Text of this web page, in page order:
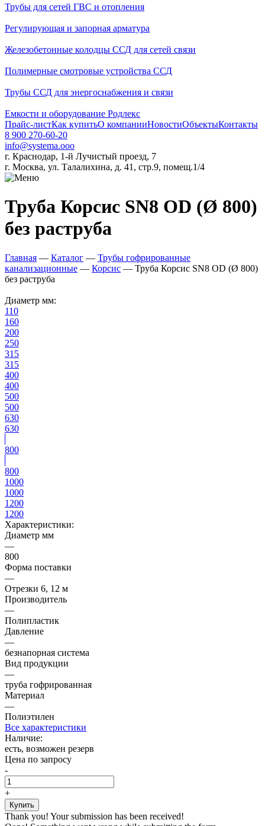
Трубы для сетей ГВС и отопления
Регулирующая и запорная арматура
Железобетонные колодцы ССД для сетей связи
Полимерные смотровые устройства ССД
Трубы ССД для энергоснабжения и связи
Емкости и оборудование Родлекс
Прайс-листКак купитьО компанииНовостиОбъектыКонтакты
8 900 270-60-20
info@systema.ooo
г. Краснодар, 1-й Лучистый проезд, 7
г. Москва, ул. Талалихина, д. 41, стр.9, помещ.1/4
Труба Корсис SN8 OD (Ø 800)
без раструба
Главная — Каталог — Трубы гофрированные
канализационные — Корсис — Труба Корсис SN8 OD (Ø 800)
без раструба
Диаметр мм:
110
160
200
250
315
315
400
400
500
500
630
630
800
800
1000
1000
1200
1200
Характеристики:
Диаметр мм
—
800
Форма поставки
—
Отрезки 6, 12 м
Производитель
—
Полипластик
Давление
—
безнапорная система
Вид продукции
—
труба гофрированная
Материал
—
Полиэтилен
Все характеристики
Наличие:
есть, возможен резерв
Цена по запросу
-
+
Thank you! Your submission has been received!